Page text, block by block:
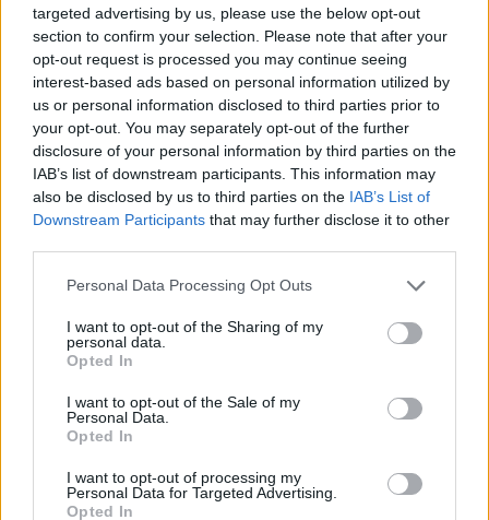
targeted advertising by us, please use the below opt-out
section to confirm your selection. Please note that after your
opt-out request is processed you may continue seeing
interest-based ads based on personal information utilized by
us or personal information disclosed to third parties prior to
your opt-out. You may separately opt-out of the further
disclosure of your personal information by third parties on the
IAB’s list of downstream participants. This information may
also be disclosed by us to third parties on the IAB’s List of
Downstream Participants that may further disclose it to other
Please note that this website/app uses one or more Google
not limited to your visit or usage behaviour. You may click to
grant or deny consent to Google and its third-party tags to
use your data for below specified purposes in below Google
consent section.
Personal Data Processing Opt Outs
I want to opt-out of the Sharing of my
personal data.
Opted In
I want to opt-out of the Sale of my
Personal Data.
Opted In
I want to opt-out of processing my
Personal Data for Targeted Advertising.
Opted In
ΠΡΟΗΓΟΎΜΕΝΟ ΆΡΘΡΟ
Υδρογονάνθρακες: Δημόσια
έσοδα έως και 10 δισ. ευρώ
βλέπει ο Παπασταύρου
ΕΠΌΜΕΝΟ ΆΡΘΡΟ
Λίβανος: Επιστρέφουν ξανά
στα χωριά τους, ελπίζοντας
πως αυτή τη φορά η ειρήνη θα
κρατήσει
dkatsamadou
ΣΧΕΤΙΚΑΑΡΘΡΑ